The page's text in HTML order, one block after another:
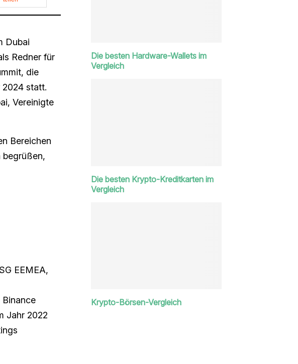
Dubai
Redner für
die
2024 statt.
Vereinigte
Bereichen
begrüßen,
EEMEA,
Jahr 2022
Die besten Hardware-Wallets im
Vergleich
Die besten Krypto-Kreditkarten im
Vergleich
Krypto-Börsen-Vergleich